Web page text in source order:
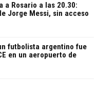
a Rosario a las 20.30:
Jorge Messi, sin acceso
futbolista argentino fue
en un aeropuerto de